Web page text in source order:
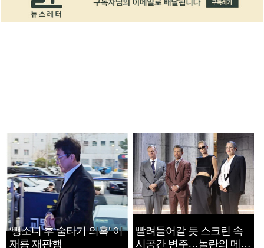
‘뺑소니 후 술타기 의혹’ 이
재룡 재판행
빨려들어갈 듯 스크린 속
시공간 변주…놀란의 메시